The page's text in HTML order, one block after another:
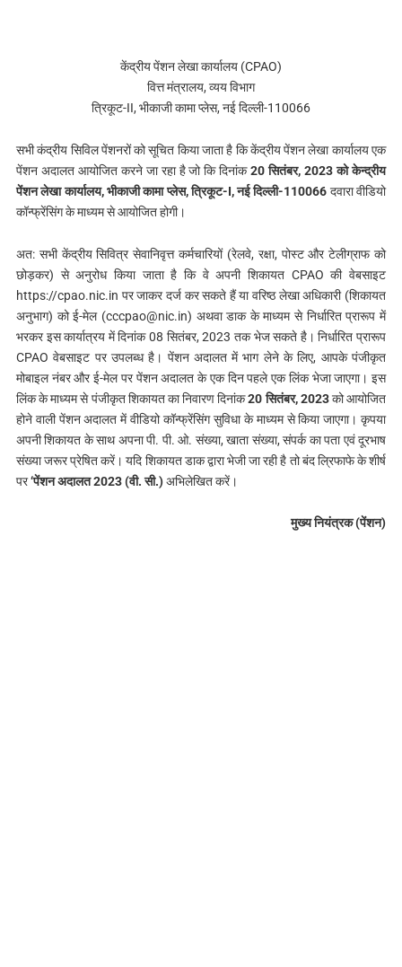
केंद्रीय पेंशन लेखा कार्यालय (CPAO)
वित्त मंत्रालय, व्यय विभाग
त्रिकूट-II, भीकाजी कामा प्लेस, नई दिल्‍ली-110066
सभी कंद्रीय सिविल पेंशनरों को सूचित किया जाता है कि केंद्रीय पेंशन लेखा कार्यालय एक
पेंशन अदालत आयोजित करने जा रहा है जो कि दिनांक20 सितंबर, 2023 को केन्द्रीय
पेंशन लेखा कार्यालय, भीकाजी कामा प्लेस, त्रिकूट-I, नई दिल्ली-110066 दवारा वीडियो
कॉन्फ्रेंसिंग के माध्यम से आयोजित होगी।
अत: सभी केंद्रीय सिवित्र सेवानिवृत्त कर्मचारियों (रेलवे, रक्षा, पोस्ट और टेलीग्राफ को
छोड़कर) से अनुरोध किया जाता है कि वे अपनी शिकायत CPAO की वेबसाइट
https://cpao.nic.in पर जाकर दर्ज कर सकते हैं या वरिष्ठ लेखा अधिकारी (शिकायत
अनुभाग) को ई-मेल (cccpao@nic.in) अथवा डाक के माध्यम से निर्धारित प्रारूप में
भरकर इस कार्यात्रय में दिनांक 08 सितंबर, 2023 तक भेज सकते है। निर्धारित प्रारूप
CPAO वेबसाइट पर उपलब्ध है। पेंशन अदालत में भाग लेने के लिए, आपके पंजीकृत
मोबाइल नंबर और ई-मेल पर पेंशन अदालत के एक दिन पहले एक लिंक भेजा जाएगा। इस
लिंक के माध्यम से पंजीकृत शिकायत का निवारण दिनांक20 सितंबर, 2023को आयोजित
होने वाली पेंशन अदालत में वीडियो कॉन्फ्रेंसिंग सुविधा के माध्यम से किया जाएगा। कृपया
अपनी शिकायत के साथ अपना पी. पी. ओ. संख्या, खाता संख्या, संपर्क का पता एवं दूरभाष
संख्या जरूर प्रेषित करें। यदि शिकायत डाक द्वारा भेजी जा रही है तो बंद ल्रिफाफे के शीर्ष
पर‘पेंशन अदालत 2023 (वी. सी.)अभिलेखित करें।
मुख्य नियंत्रक (पेंशन)